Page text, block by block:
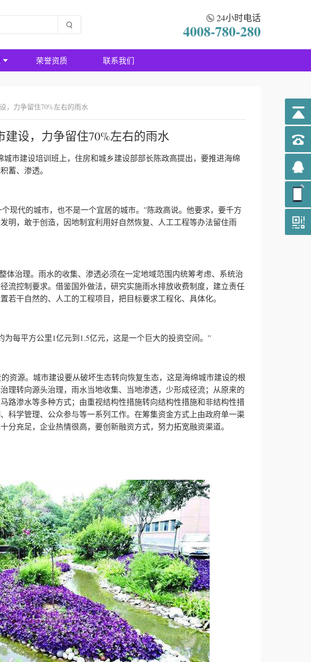
24小时电话
4008-780-280
荣誉资质 联系我们
，力争留住70%左右的雨水
建设，力争留住70%左右的雨水
市建设培训班上，住房和城乡建设部部长陈政高提出，要推进海绵
蓄、渗透。
代的城市，也不是一个宜居的城市。”陈政高说。他要求，要千方
明，敢于创造，因地制宜利用好自然恢复、人工工程等办法留住雨
治理。雨水的收集、渗透必须在一定地域范围内统筹考虑、系统治
流控制要求。借鉴国外做法，研究实施雨水排放收费制度，建立责任
若干自然的、人工的工程项目，把目标要求工程化、具体化。
每平方公里1亿元到1.5亿元，这是一个巨大的投资空间。”
源。城市建设要从破坏生态转向恢复生态，这是海绵城市建设的根
理转向源头治理，雨水当地收集、当地渗透，少形成径流；从原来的
路渗水等多种方式；由重视结构性措施转向结构性措施和非结构性措
科学管理、公众参与等一系列工作。在筹集资金方式上由政府单一渠
分充足，企业热情很高，要创新融资方式，努力拓宽融资渠道。